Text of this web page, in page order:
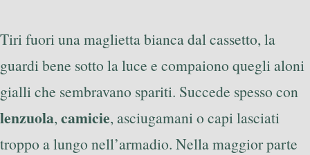
Tiri fuori una maglietta bianca dal cassetto, la
guardi bene sotto la luce e compaiono quegli aloni
gialli che sembravano spariti. Succede spesso con
lenzuola, camicie, asciugamani o capi lasciati
troppo a lungo nell’armadio. Nella maggior parte